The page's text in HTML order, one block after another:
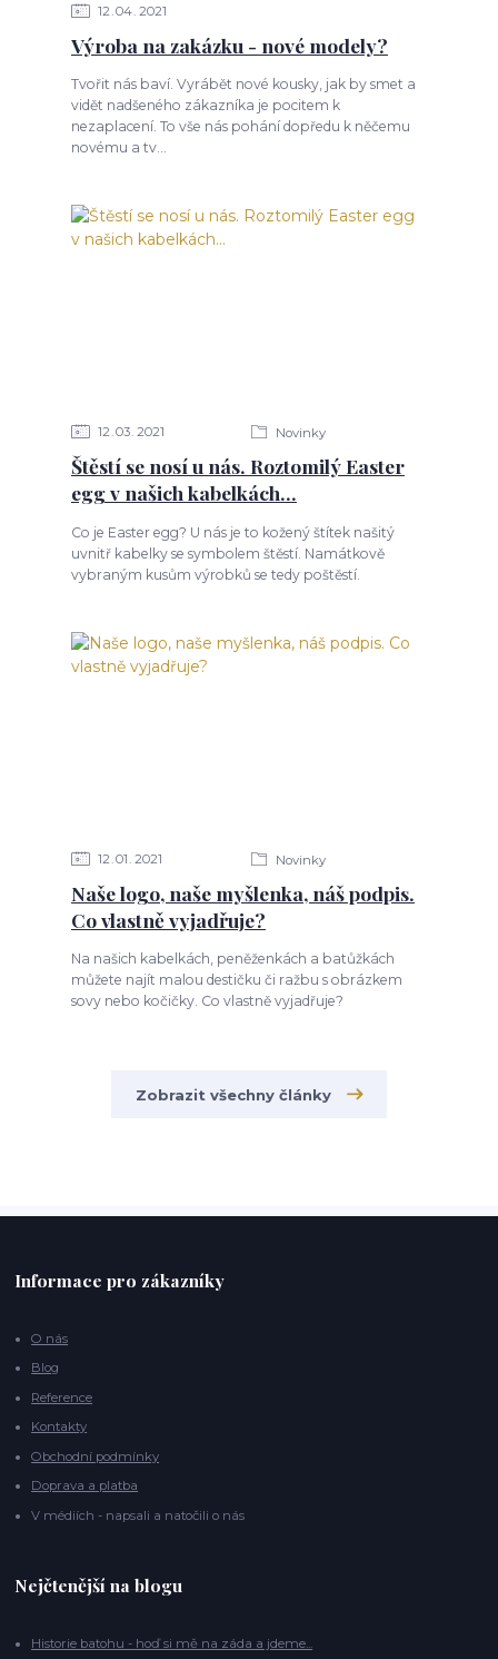
12 04 2021
Výroba na zakázku - nové modely?
Tvořit nás baví. Vyrábět nové kousky, jak by smet a
vidět nadšeného zákazníka je pocitem k
nezaplacení. To vše nás pohání dopředu k něčemu
novému a tv...
12 03 2021 Novinky
Štěstí se nosí u nás. Roztomilý Easter
egg v našich kabelkách...
Co je Easter egg? U nás je to kožený štítek našitý
uvnitř kabelky se symbolem štěstí. Namátkově
vybraným kusům výrobků se tedy poštěstí.
12 01 2021 Novinky
Naše logo, naše myšlenka, náš podpis.
Co vlastně vyjadřuje?
Na našich kabelkách, peněženkách a batůžkách
můžete najít malou destičku či ražbu s obrázkem
sovy nebo kočičky. Co vlastně vyjadřuje?
Zobrazit všechny články
Informace pro zákazníky
O nás
Blog
Reference
Kontakty
Obchodní podmínky
Doprava a platba
V médiích - napsali a natočili o nás
Nejčtenější na blogu
Historie batohu - hoď si mě na záda a jdeme...